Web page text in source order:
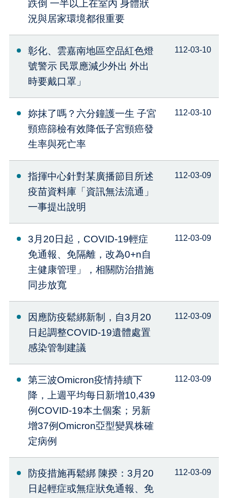
跌倒 一半以上在室內 身體狀
況與居家環境都很重要
彰化、雲嘉南地區空品紅色燈
號警示 民眾應減少外出 外出
時要戴口罩」
112-03-10
妳抹了嗎？六分鐘護一生 子宮
頸癌篩檢有效降低子宮頸癌發
生率與死亡率
112-03-10
指揮中心針對某廣播節目所述
疫苗資料庫「資訊無法流通」
一事提出說明
112-03-09
3月20日起，COVID-19輕症
免通報、免隔離，改為0+n自
主健康管理」，相關防治措施
同步放寬
112-03-09
因應防疫鬆綁新制，自3月20
日起調整COVID-19遺體處置
感染管制建議
112-03-09
第三波Omicron疫情持續下
降，上週平均每日新增10,439
例COVID-19本土個案；另新
增37例Omicron亞型變異株確
定病例
112-03-09
防疫措施再鬆綁 陳揆：3月20
日起輕症或無症狀免通報、免
112-03-09